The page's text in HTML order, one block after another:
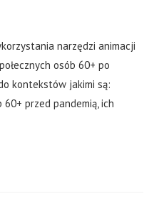
narzędzi animacji
osób 60+ po
kontekstów jakimi są:
przed pandemią, ich